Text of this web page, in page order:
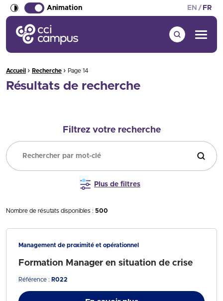
Animation EN FR
CCI Campus La formation qui vous ressemble
Menu
Fil d'Ariane :
Accueil › Recherche › Page 14
Résultats de recherche
Filtrez votre recherche
Filtrer
Plus de filtres
Nombre de résutats disponibles : 500
Management de proximité et opérationnel
Formation Manager en situation de crise
Référence : R022